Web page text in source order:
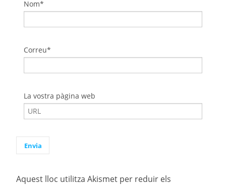
Nom*
Correu*
La vostra pàgina web
Aquest lloc utilitza Akismet per reduir els